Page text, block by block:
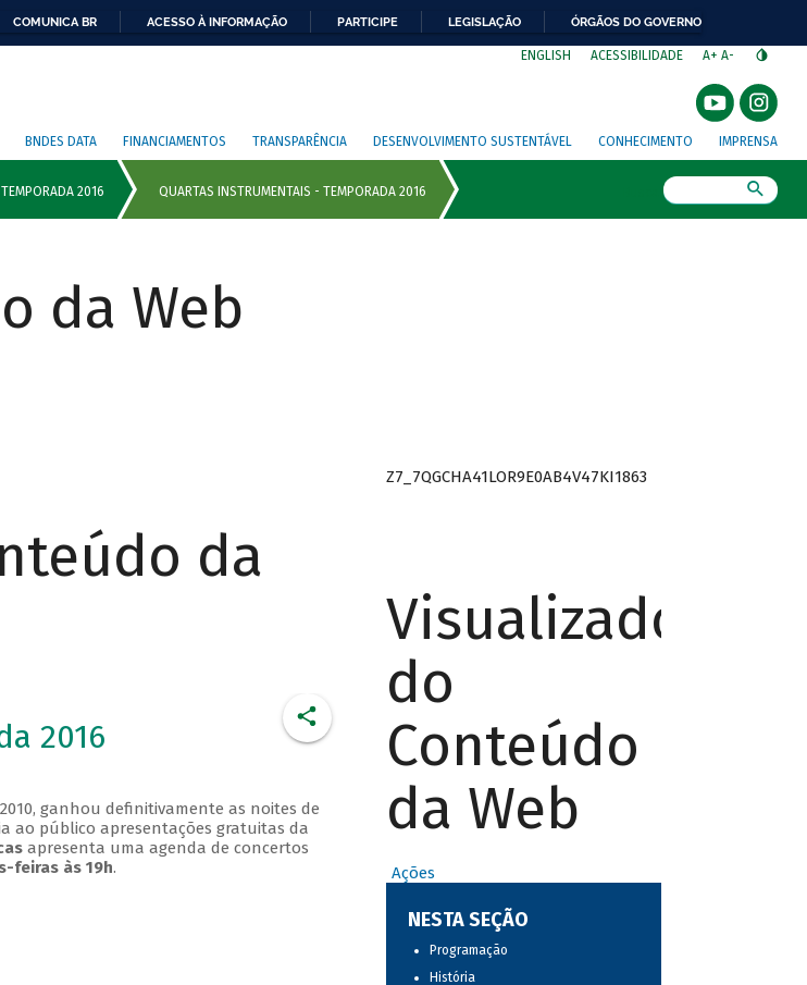
COMUNICA BR ACESSO À INFORMAÇÃO PARTICIPE LEGISLAÇÃO ÓRGÃOS DO GOVERNO
ENGLISH ACESSIBILIDADE A+ A-
BNDES DATA FINANCIAMENTOS TRANSPARÊNCIA DESENVOLVIMENTO SUSTENTÁVEL CONHECIMENTO IMPRENSA
da Web
da
2016
ganhou definitivamente as noites de
ao público apresentações gratuitas da
apresenta uma agenda de concertos
feiras às 19h.
Z7_7QGCHA41LOR9E0AB4V47KI1863
Visualizador
do
Conteúdo
da Web
Ações
NESTA SEÇÃO
Programação
História